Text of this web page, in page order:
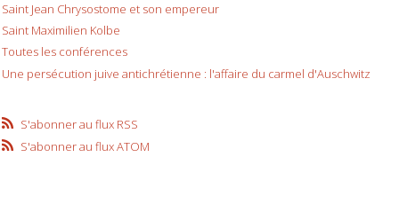
Saint Jean Chrysostome et son empereur
Saint Maximilien Kolbe
Toutes les conférences
Une persécution juive antichrétienne : l'affaire du carmel d'Auschwitz
S'abonner au flux RSS
S'abonner au flux ATOM